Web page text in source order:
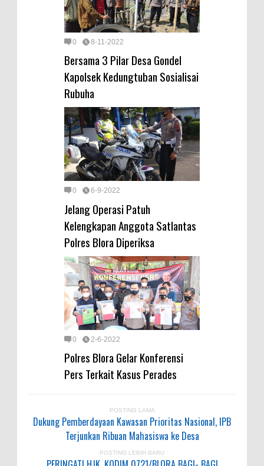
0 8-11-2022
Bersama 3 Pilar Desa Gondel
Kapolsek Kedungtuban Sosialisai
Rubuha
0 6-9-2022
Jelang Operasi Patuh
Kelengkapan Anggota Satlantas
Polres Blora Diperiksa
0 2-6-2022
Polres Blora Gelar Konferensi
Pers Terkait Kasus Perades
POSTING LAMA
Dukung Pemberdayaan Kawasan Prioritas Nasional, IPB
Terjunkan Ribuan Mahasiswa ke Desa
POSTING LEBIH BARU